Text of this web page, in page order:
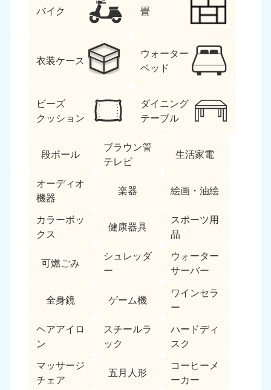
バイク 畳
衣装ケース
ウォーター
ベッド
ビーズ
クッション
ダイニング
テーブル
段ボール
ブラウン管
テレビ
生活家電
オーディオ
機器
楽器 絵画・油絵
カラーボッ
クス
健康器具
スポーツ用
品
可燃ごみ
シュレッダ
ー
ウォーター
サーバー
全身鏡 ゲーム機
ワインセラ
ー
ヘアアイロ
ン
スチールラ
ック
ハードディ
スク
マッサージ
チェア
五月人形
コーヒーメ
ーカー
北海道・東北
050-1881-5277
9:00〜19:00 年中無休
050-1881-5276
9:00〜19:00 年中無休
岩手県
9:00〜19:00 年中無休 9:00〜19:00 年中無休
050-1881-5273
9:00〜19:00 年中無休
050-1881-5272
9:00〜19:00 年中無休